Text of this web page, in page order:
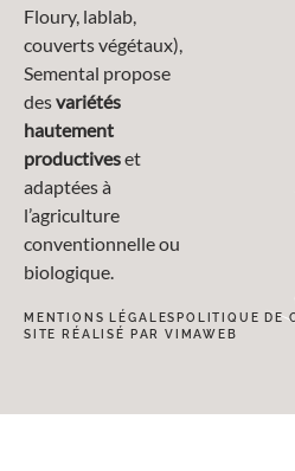
Floury, lablab,
couverts végétaux),
Semental propose
desvariétés
hautement
productiveset
adaptées à
l’agriculture
conventionnelle ou
biologique.
MENTIONS LÉGALES POLITIQUE DE
SITE RÉALISÉ PAR VIMAWEB